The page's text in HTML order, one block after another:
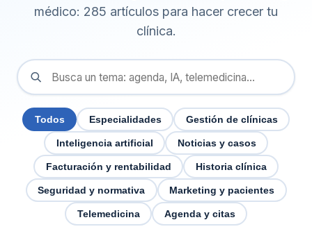
médico: 285 artículos para hacer crecer tu
clínica.
Todos Especialidades Gestión de clínicas
Inteligencia artificial Noticias y casos
Facturación y rentabilidad Historia clínica
Seguridad y normativa Marketing y pacientes
Telemedicina Agenda y citas